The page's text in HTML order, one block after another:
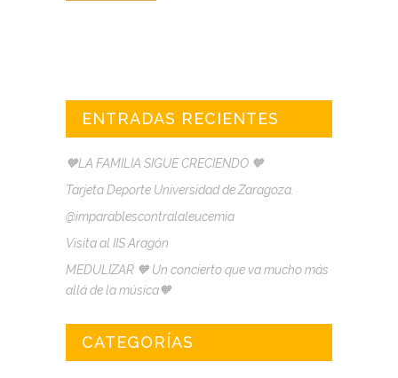
ENTRADAS RECIENTES
🧡LA FAMILIA SIGUE CRECIENDO 🧡
Tarjeta Deporte Universidad de Zaragoza.
@imparablescontralaleucemia
Visita al IIS Aragón
MEDULIZAR 🧡 Un concierto que va mucho más
allá de la música🧡
CATEGORÍAS